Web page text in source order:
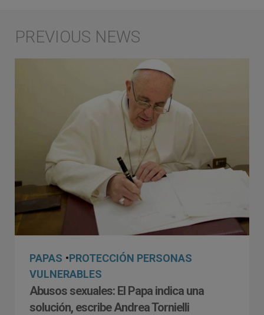
PAPAS •PROTECCIÓN PERSONAS
VULNERABLES
Abusos sexuales: El Papa indica una
solución, escribe Andrea Tornielli